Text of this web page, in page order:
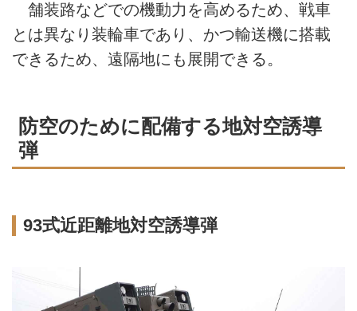
舗装路などでの機動力を高めるため、戦車
とは異なり装輪車であり、かつ輸送機に搭載
できるため、遠隔地にも展開できる。
防空のために配備する地対空誘導
弾
93式近距離地対空誘導弾